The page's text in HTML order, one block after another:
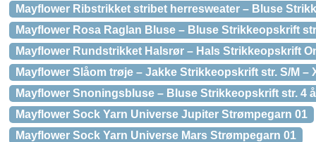
Mayflower Ribstrikket stribet herresweater – Bluse
Mayflower Rosa Raglan Bluse – Bluse Strikkeopskrift
Mayflower Rundstrikket Halsrør – Hals Strikkeopskrift
Mayflower Slåom trøje – Jakke Strikkeopskrift str. S/M –
Mayflower Snoningsbluse – Bluse Strikkeopskrift str. 4
Mayflower Sock Yarn Universe Jupiter Strømpegarn 01
Mayflower Sock Yarn Universe Mars Strømpegarn 01